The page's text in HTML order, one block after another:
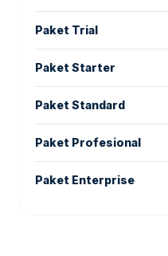
Paket Trial
Paket Starter
Paket Standard
Paket Profesional
Paket Enterprise